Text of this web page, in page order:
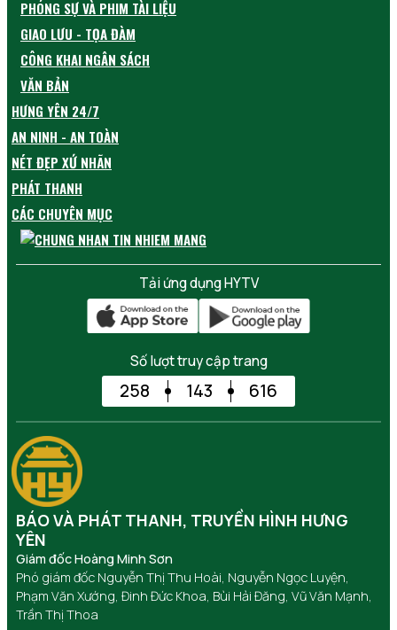
PHÓNG SỰ VÀ PHIM TÀI LIỆU
GIAO LƯU - TỌA ĐÀM
CÔNG KHAI NGÂN SÁCH
VĂN BẢN
HƯNG YÊN 24/7
AN NINH - AN TOÀN
NÉT ĐẸP XỨ NHÃN
PHÁT THANH
CÁC CHUYÊN MỤC
Tải ứng dụng HYTV
Số lượt truy cập trang
258 143 616
BÁO VÀ PHÁT THANH, TRUYỀN HÌNH HƯNG
YÊN
Giám đốc Hoàng Minh Sơn
Phó giám đốc Nguyễn Thị Thu Hoài, Nguyễn Ngọc Luyện,
Phạm Văn Xướng, Đinh Đức Khoa, Bùi Hải Đăng, Vũ Văn Mạnh,
Trần Thị Thoa